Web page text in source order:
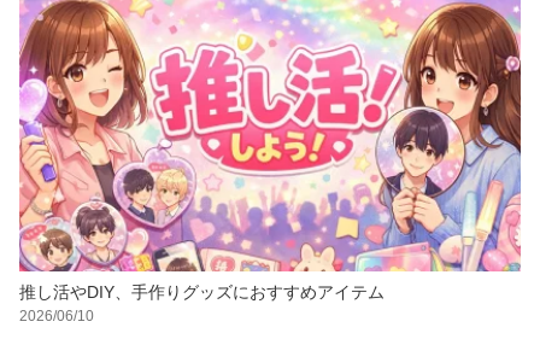
推し活やDIY、手作りグッズにおすすめアイテム
2026/06/10